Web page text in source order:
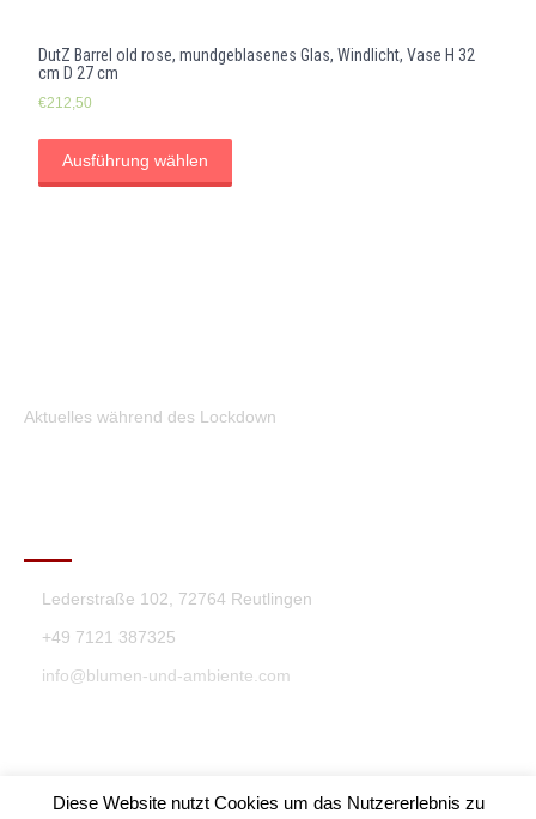
DutZ Barrel old rose, mundgeblasenes Glas, Windlicht, Vase H 32
cm D 27 cm
€212,50
Ausführung wählen
Aktuelles während des Lockdown
Lederstraße 102, 72764 Reutlingen
+49 7121 387325
info@blumen-und-ambiente.com
Diese Website nutzt Cookies um das Nutzererlebnis zu